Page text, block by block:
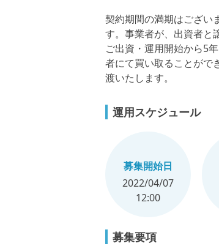
契約期間の満期はござい
す。事業者が、出資者と
ご出資・運用開始から5
者にて買い取ることがで
渡いたします。
運用スケジュール
募集開始日
2022/04/07
12:00
募集要項